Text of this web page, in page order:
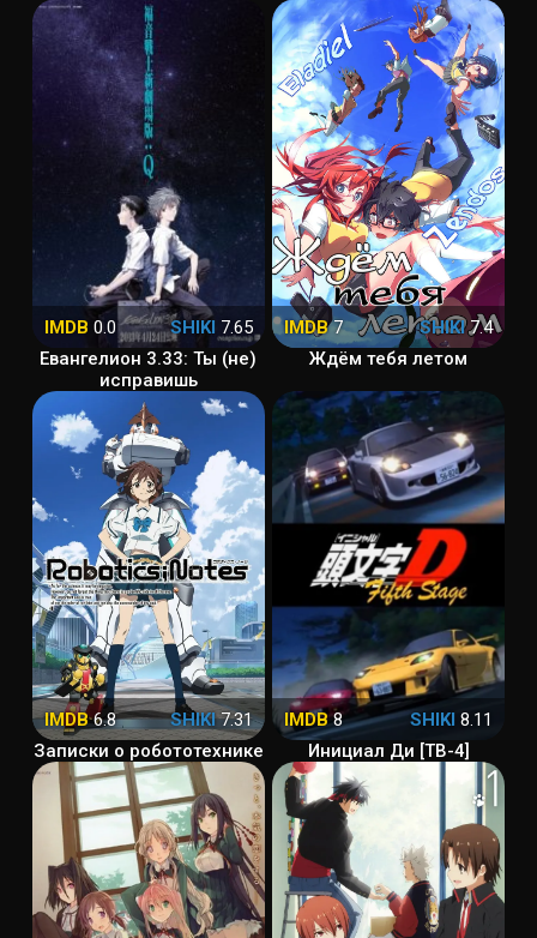
IMDB 0.0 SHIKI 7.65
Евангелион 3.33: Ты (не)
исправишь
IMDB7 SHIKI7.4
Ждём тебя летом
IMDB6.8 SHIKI7.31
Записки о робототехнике
IMDB8 SHIKI 8.11
Инициал Ди [ТВ-4]